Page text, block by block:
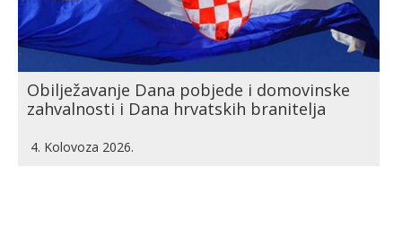
Obilježavanje Dana pobjede i domovinske
zahvalnosti i Dana hrvatskih branitelja
4. Kolovoza 2026.